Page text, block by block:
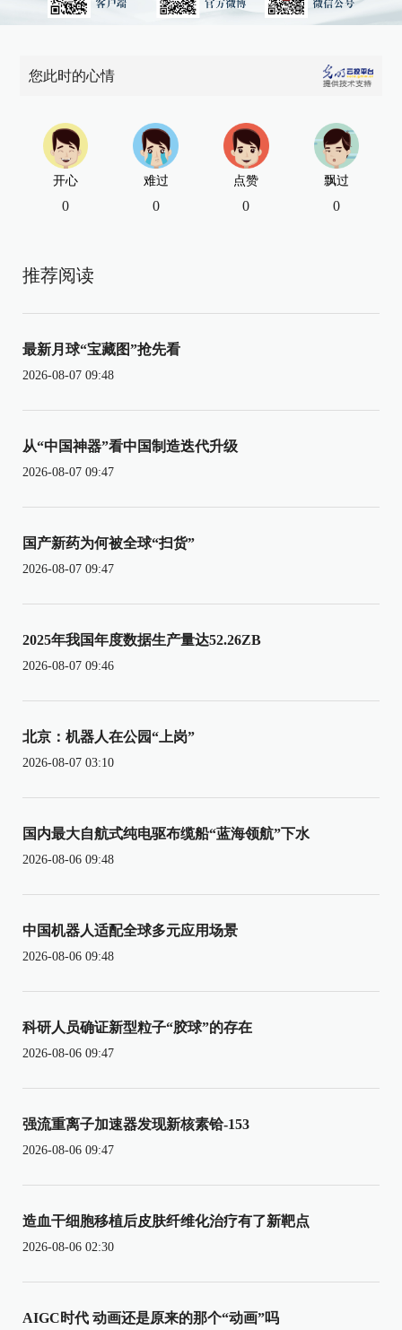
您此时的心情
开心
0
难过
0
点赞
0
飘过
0
推荐阅读
最新月球“宝藏图”抢先看
2026-08-07 09:48
从“中国神器”看中国制造迭代升级
2026-08-07 09:47
国产新药为何被全球“扫货”
2026-08-07 09:47
2025年我国年度数据生产量达52.26ZB
2026-08-07 09:46
北京：机器人在公园“上岗”
2026-08-07 03:10
国内最大自航式纯电驱布缆船“蓝海领航”下水
2026-08-06 09:48
中国机器人适配全球多元应用场景
2026-08-06 09:48
科研人员确证新型粒子“胶球”的存在
2026-08-06 09:47
强流重离子加速器发现新核素铪-153
2026-08-06 09:47
造血干细胞移植后皮肤纤维化治疗有了新靶点
2026-08-06 02:30
AIGC时代 动画还是原来的那个“动画”吗